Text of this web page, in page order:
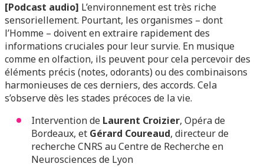
[Podcast audio] L’environnement est très riche
sensoriellement. Pourtant, les organismes – dont
l’Homme – doivent en extraire rapidement des
informations cruciales pour leur survie. En musique
comme en olfaction, ils peuvent pour cela percevoir des
éléments précis (notes, odorants) ou des combinaisons
harmonieuses de ces derniers, des accords. Cela
s’observe dès les stades précoces de la vie.
Intervention de Laurent Croizier, Opéra de
Bordeaux, et Gérard Coureaud, directeur de
recherche CNRS au Centre de Recherche en
Neurosciences de Lyon